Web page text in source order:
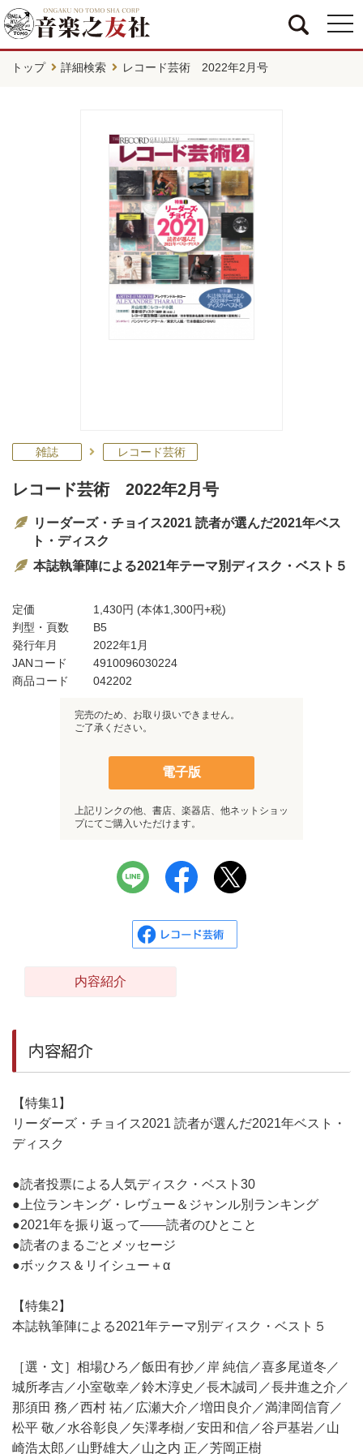
トップ 詳細検索 レコード芸術 2022年2月号
雑誌 レコード芸術
レコード芸術 2022年2月号
リーダーズ・チョイス2021 読者が選んだ2021年ベス
ト・ディスク
本誌執筆陣による2021年テーマ別ディスク・ベスト５
定価 1,430円 (本体1,300円+税)
判型・頁数
B5
発行年月
2022年1月
JANコード
4910096030224
商品コード
042202
完売のため、お取り扱いできません。
ご了承ください。
電子版
上記リンクの他、書店、楽器店、他ネットショッ
プにてご購入いただけます。
内容紹介
内容紹介
【特集1】
リーダーズ・チョイス2021 読者が選んだ2021年ベスト・
ディスク
●読者投票による人気ディスク・ベスト30
●上位ランキング・レヴュー＆ジャンル別ランキング
●2021年を振り返って――読者のひとこと
●読者のまるごとメッセージ
●ボックス＆リイシュー＋α
【特集2】
本誌執筆陣による2021年テーマ別ディスク・ベスト５
［選・文］相場ひろ／飯田有抄／岸 純信／喜多尾道冬／
城所孝吉／小室敬幸／鈴木淳史／長木誠司／長井進之介／
那須田 務／西村 祐／広瀬大介／増田良介／満津岡信育／
松平 敬／水谷彰良／矢澤孝樹／安田和信／谷戸基岩／山
崎浩太郎／山野雄大／山之内 正／芳岡正樹